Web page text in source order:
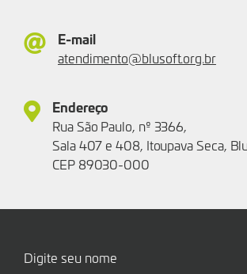
E-mail
atendimento@blusoft.org.br
Endereço
Rua São Paulo, nº 3366,
Sala 407 e 408, Itoupava Seca,
CEP 89030-000